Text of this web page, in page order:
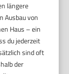
längere
Ausbau von
Haus – ein
du jederzeit
sind oft
der